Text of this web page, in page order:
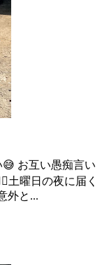
お互い愚痴言い
土曜日の夜に届く
外と...